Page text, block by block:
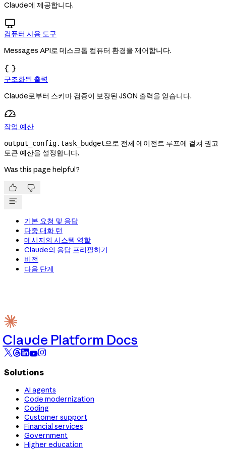
Claude에 제공합니다.

컴퓨터 사용 도구
Messages API로 데스크톱 컴퓨터 환경을 제어합니다.

구조화된 출력
Claude로부터 스키마 검증이 보장된 JSON 출력을 얻습니다.
작업 예산
output_config.task_budget으로 전체 에이전트 루프에 걸쳐 권고
토큰 예산을 설정합니다.
Was this page helpful?
 
기본 요청 및 응답
다중 대화 턴
메시지의 시스템 역할
Claude의 응답 프리필하기
비전
다음 단계
Claude Platform Docs
Solutions
AI agents
Code modernization
Coding
Customer support
Financial services
Government
Higher education